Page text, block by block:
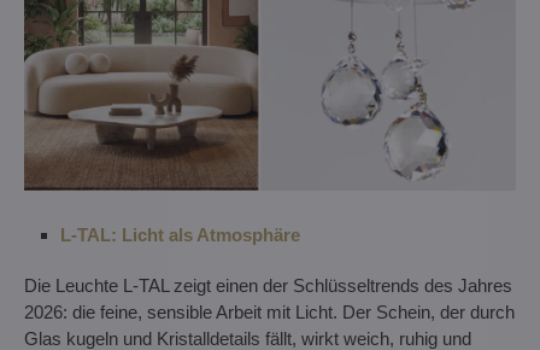
L-TAL: Licht als Atmosphäre
Die Leuchte L-TAL zeigt einen der Schlüsseltrends des Jahres
2026: die feine, sensible Arbeit mit Licht. Der Schein, der durch
Glas kugeln und Kristalldetails fällt, wirkt weich, ruhig und